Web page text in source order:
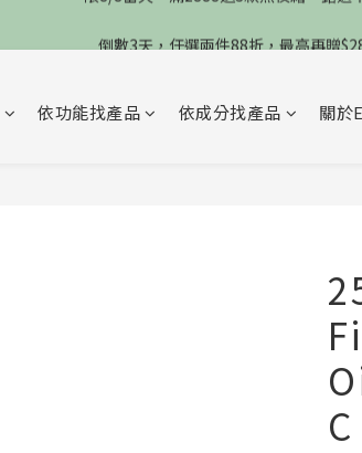
限8/8當天，滿2888送3款熬夜霜，錯過不
依功能找產品 依成分找產品 關於
C